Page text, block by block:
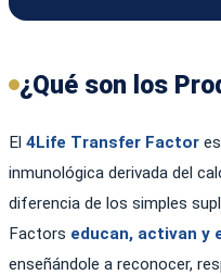
¿Qué son los
El 4Life Transfer Factor
inmunológica derivada del
diferencia de los simples
Factors educan, activan y
enseñándole a reconocer,